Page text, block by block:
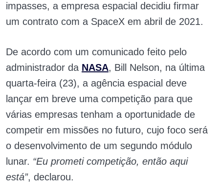
impasses, a empresa espacial decidiu firmar
um contrato com a SpaceX em abril de 2021.
De acordo com um comunicado feito pelo
administrador da NASA, Bill Nelson, na última
quarta-feira (23), a agência espacial deve
lançar em breve uma competição para que
várias empresas tenham a oportunidade de
competir em missões no futuro, cujo foco será
o desenvolvimento de um segundo módulo
lunar. “Eu prometi competição, então aqui
está”, declarou.